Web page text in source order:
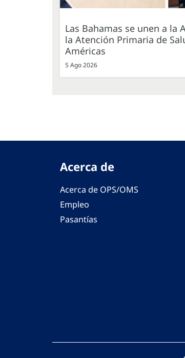
Las Bahamas se unen a la
la Atención Primaria de
Américas
5 Ago 2026
Acerca de
Acerca de OPS/OMS
Empleo
Pasantías